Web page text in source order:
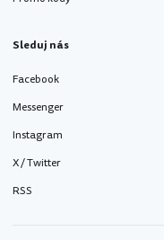
Sleduj nás
Facebook
Messenger
Instagram
X / Twitter
RSS